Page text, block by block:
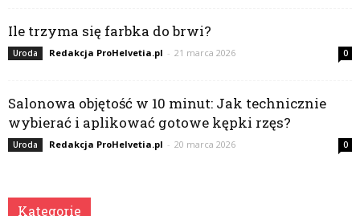
Ile trzyma się farbka do brwi?
Uroda Redakcja ProHelvetia.pl - 21 marca 2026 0
Salonowa objętość w 10 minut: Jak technicznie
wybierać i aplikować gotowe kępki rzęs?
Uroda Redakcja ProHelvetia.pl - 20 marca 2026 0
Kategorie